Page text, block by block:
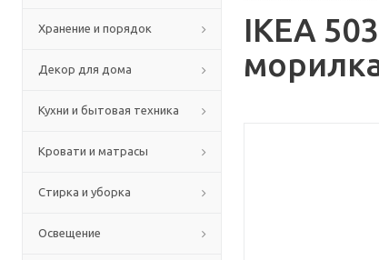
Хранение и порядок
Декор для дома
Кухни и бытовая техника
Кровати и матрасы
Стирка и уборка
Освещение
IKEA